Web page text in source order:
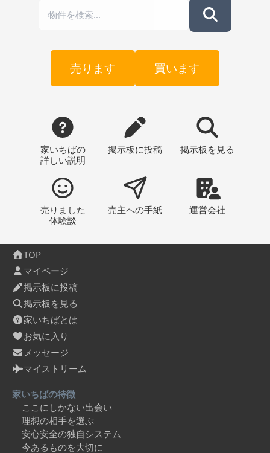
売ります 買います
家いちばの
詳しい説明
掲示板に投稿 掲示板 を見る
売りました
体験談
売主への手紙 運営会社
TOP
マイページ
掲示板に投稿
掲示板を見る
家いちばとは
お気に入り
メッセージ
マイストリーム
家いちばの特徴
ここにしかない出会い
理想の相手を選ぶ
安心安全の独自システム
今あるものを大切に